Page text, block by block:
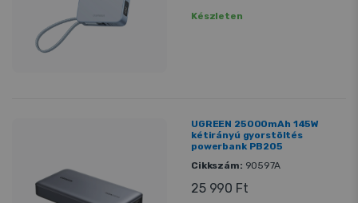
Készleten
UGREEN 25000mAh 145W
kétirányú gyorstöltés
powerbank PB205
Cikkszám: 90597A
25 990 Ft